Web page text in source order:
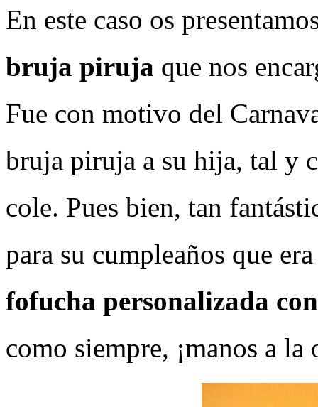
En este caso os
bruja piruja que nos
Fue con motivo del
bruja piruja a su hija, tal y
cole. Pues bien, tan
para su cumpleaños que
fofucha personalizada
como siempre, ¡manos a